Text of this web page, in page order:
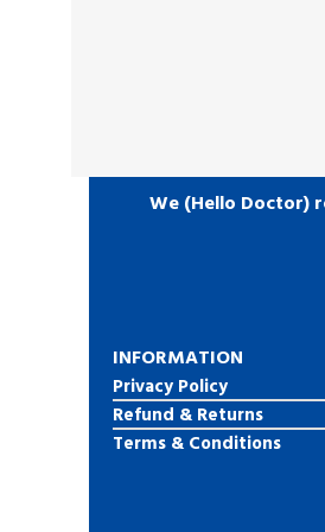
We (Hello Doctor)
INFORMATION
Privacy Policy
Refund & Returns
Terms & Conditions